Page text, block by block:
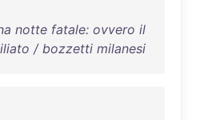
notte fatale: ovvero il
/ bozzetti milanesi